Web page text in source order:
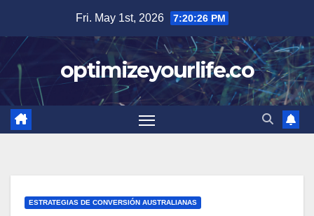
content
Fri. May 1st, 2026 7:20:27 PM
optimizeyourlife.co
ESTRATEGIAS DE CONVERSIÓN AUSTRALIANAS